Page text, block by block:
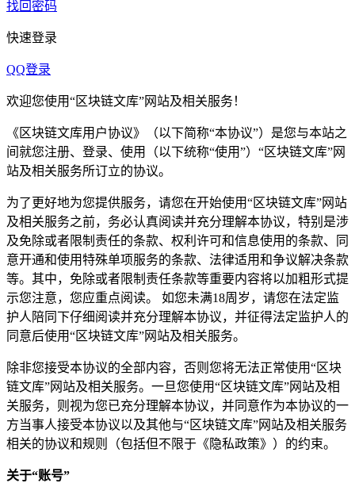
找回密码
快速登录
QQ登录
欢迎您使用“区块链文库”网站及相关服务！
《区块链文库用户协议》（以下简称“本协议”）是您与本站之
间就您注册、登录、使用（以下统称“使用”）“区块链文库”网
站及相关服务所订立的协议。
为了更好地为您提供服务，请您在开始使用“区块链文库”网站
及相关服务之前，务必认真阅读并充分理解本协议，特别是涉
及免除或者限制责任的条款、权利许可和信息使用的条款、同
意开通和使用特殊单项服务的条款、法律适用和争议解决条款
等。其中，免除或者限制责任条款等重要内容将以加粗形式提
示您注意，您应重点阅读。 如您未满18周岁，请您在法定监
护人陪同下仔细阅读并充分理解本协议，并征得法定监护人的
同意后使用“区块链文库”网站及相关服务。
除非您接受本协议的全部内容，否则您将无法正常使用“区块
链文库”网站及相关服务。一旦您使用“区块链文库”网站及相
关服务，则视为您已充分理解本协议，并同意作为本协议的一
方当事人接受本协议以及其他与“区块链文库”网站及相关服务
相关的协议和规则（包括但不限于《隐私政策》）的约束。
关于“账号”